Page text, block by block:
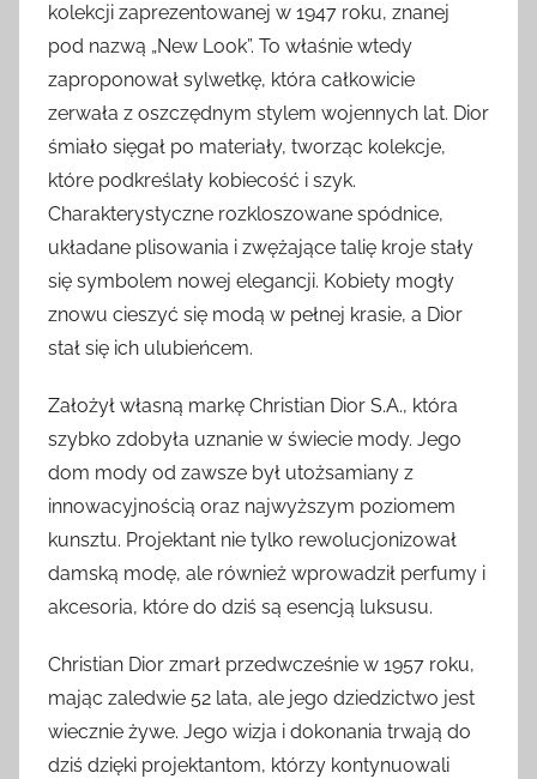
kolekcji zaprezentowanej w 1947 roku, znanej
pod nazwą „New Look”. To właśnie wtedy
zaproponował sylwetkę, która całkowicie
zerwała z oszczędnym stylem wojennych lat. Dior
śmiało sięgał po materiały, tworząc kolekcje,
które podkreślały kobiecość i szyk.
Charakterystyczne rozkloszowane spódnice,
układane plisowania i zwężające talię kroje stały
się symbolem nowej elegancji. Kobiety mogły
znowu cieszyć się modą w pełnej krasie, a Dior
stał się ich ulubieńcem.
Założył własną markę Christian Dior S.A., która
szybko zdobyła uznanie w świecie mody. Jego
dom mody od zawsze był utożsamiany z
innowacyjnością oraz najwyższym poziomem
kunsztu. Projektant nie tylko rewolucjonizował
damską modę, ale również wprowadził perfumy i
akcesoria, które do dziś są esencją luksusu.
Christian Dior zmarł przedwcześnie w 1957 roku,
mając zaledwie 52 lata, ale jego dziedzictwo jest
wiecznie żywe. Jego wizja i dokonania trwają do
dziś dzięki projektantom, którzy kontynuowali